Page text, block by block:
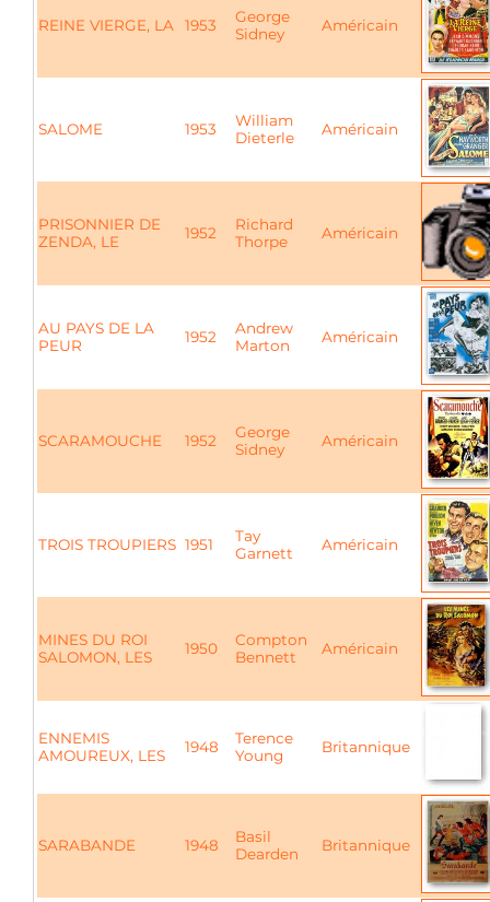
REINE VIERGE, LA 1953
George
Sidney
Américain
SALOME 1953
William
Dieterle
Américain
PRISONNIER DE
ZENDA, LE
1952
Richard
Thorpe
Américain
AU PAYS DE LA
PEUR
1952
Andrew
Marton
Américain
SCARAMOUCHE 1952
George
Sidney
Américain
TROIS TROUPIERS 1951
Tay
Garnett
Américain
MINES DU ROI
SALOMON, LES
1950
Compton
Bennett
Américain
ENNEMIS
AMOUREUX, LES
1948
Terence
Young
Britannique
SARABANDE 1948
Basil
Dearden
Britannique